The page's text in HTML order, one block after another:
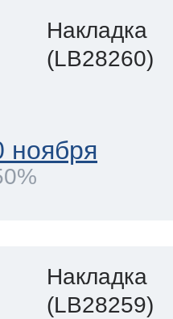
Накладка
(LB28260)
ноября
Накладка
(LB28259)